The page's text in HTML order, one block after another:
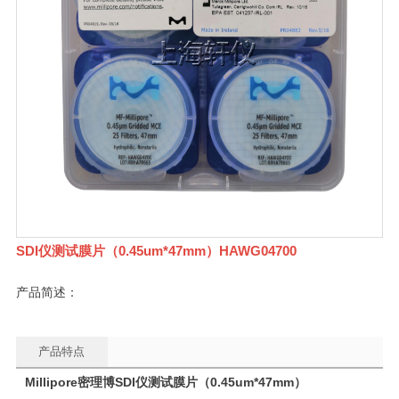
SDI仪测试膜片（0.45um*47mm）HAWG04700
产品简述：
产品特点
Millipore密理博SDI仪测试膜片（0.45um*47mm）